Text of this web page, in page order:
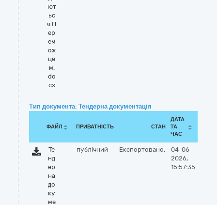
ют
ьс
я П
ер
ем
ож
це
м.
do
cx
Тип документа: Тендерна документація
ФАЙЛ ПРИВАТНІСТЬ СТАН
ДАТА
ТА
ЧАС
Те
нд
ер
на
до
ку
ме
публічний Експортовано:
04-06-
2026,
15:57:35